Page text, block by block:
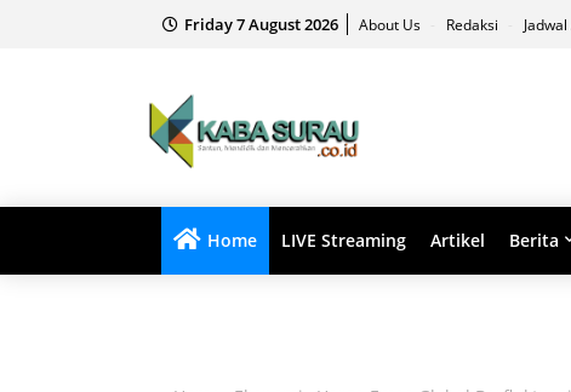
Friday 7 August 2026 About Us Redaksi
Home LIVE Streaming Artikel Berita